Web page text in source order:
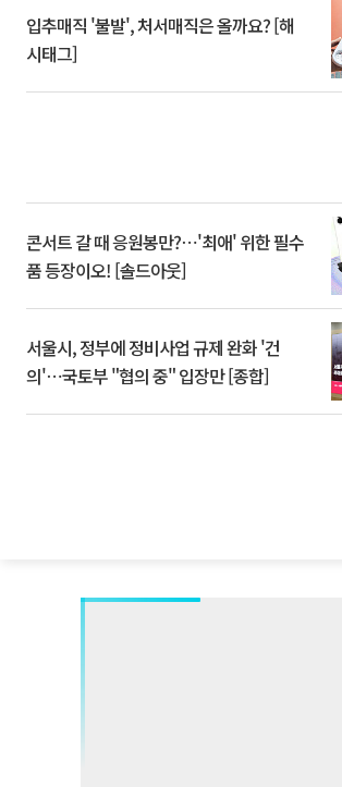
입추매직 '불발', 처서매직은 올까요? [해
시태그]
콘서트 갈 때 응원봉만?⋯'최애' 위한 필수
품 등장이오! [솔드아웃]
서울시, 정부에 정비사업 규제 완화 '건
의'⋯국토부 "협의 중" 입장만 [종합]